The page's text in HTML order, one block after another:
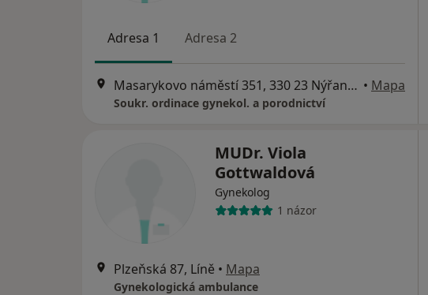
Adresa 1 Adresa 2
Masarykovo náměstí 351, 330 23 Nýřany, Nýřany • Mapa
Soukr. ordinace gynekol. a porodnictví
MUDr. Viola
Gottwaldová
Gynekolog
1 názor
Plzeňská 87, Líně • Mapa
Gynekologická ambulance